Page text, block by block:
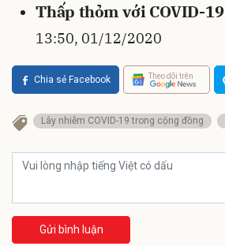
Thấp thỏm với COVID-19
13:50, 01/12/2020
Chia sẻ Facebook Theo dõi trên
Lây nhiễm COVID-19 trong cộng đồng
Gửi bình luận